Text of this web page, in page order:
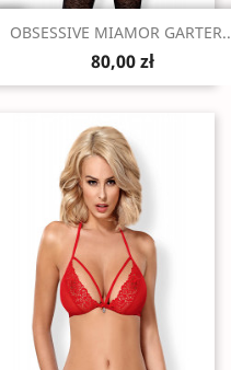
Szybki podgląd
OBSESSIVE MIAMOR
80,00 zł